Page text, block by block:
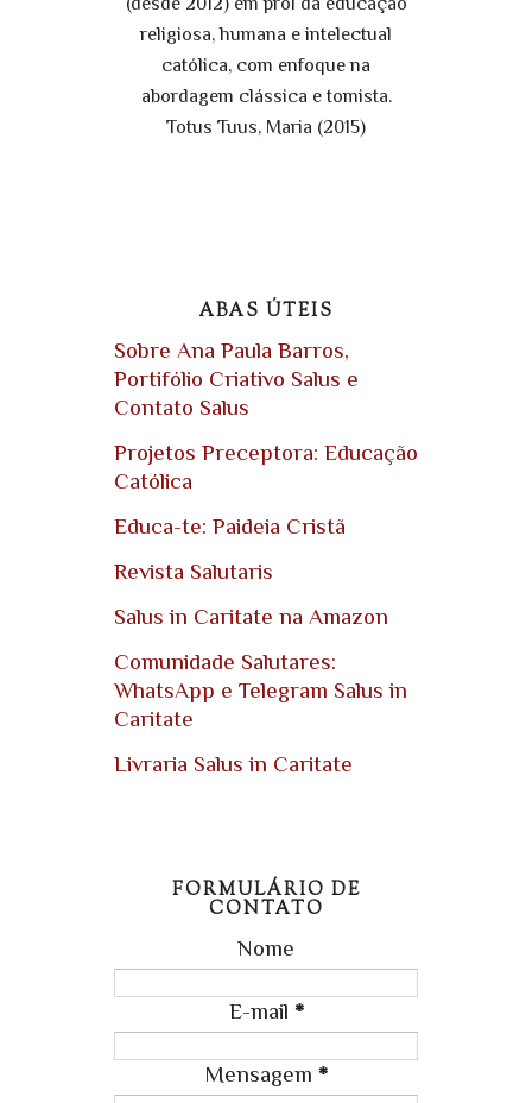
religiosa, humana e intelectual
católica, com enfoque na
abordagem clássica e tomista.
Totus Tuus, Maria (2015)
ABAS ÚTEIS
Sobre Ana Paula Barros,
Portifólio Criativo Salus e
Contato Salus
Projetos Preceptora: Educação
Católica
Educa-te: Paideia Cristã
Revista Salutaris
Salus in Caritate na Amazon
Comunidade Salutares:
WhatsApp e Telegram Salus in
Caritate
Livraria Salus in Caritate
FORMULÁRIO DE
CONTATO
Nome
E-mail *
Mensagem *